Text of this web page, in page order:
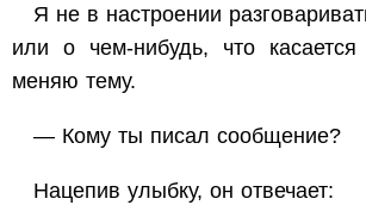
Я не в настроении
или о чем-нибудь, что
меняю тему.
— Кому ты писал сообщение?
Нацепив улыбку, он отвечает: